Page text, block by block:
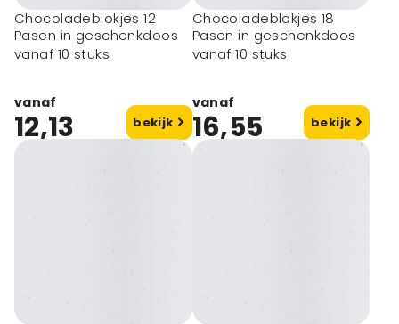
Chocoladeblokjes 12
Pasen in geschenkdoos
vanaf 10 stuks
vanaf
12,13 bekijk
Chocoladeblokjes 18
Pasen in geschenkdoos
vanaf 10 stuks
vanaf
16,55 bekijk